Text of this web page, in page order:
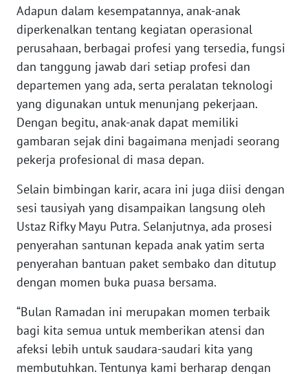
Adapun dalam kesempatannya, anak-anak
diperkenalkan tentang kegiatan operasional
perusahaan, berbagai profesi yang tersedia, fungsi
dan tanggung jawab dari setiap profesi dan
departemen yang ada, serta peralatan teknologi
yang digunakan untuk menunjang pekerjaan.
Dengan begitu, anak-anak dapat memiliki
gambaran sejak dini bagaimana menjadi seorang
pekerja profesional di masa depan.
Selain bimbingan karir, acara ini juga diisi dengan
sesi tausiyah yang disampaikan langsung oleh
Ustaz Rifky Mayu Putra. Selanjutnya, ada prosesi
penyerahan santunan kepada anak yatim serta
penyerahan bantuan paket sembako dan ditutup
dengan momen buka puasa bersama.
“Bulan Ramadan ini merupakan momen terbaik
bagi kita semua untuk memberikan atensi dan
afeksi lebih untuk saudara-saudari kita yang
membutuhkan. Tentunya kami berharap dengan
DISCLAIMER
Wahana
News
Regional
WN
SUMUT
WN
JAKARTA
WN
JABAR
BANTEN
WN
NTT